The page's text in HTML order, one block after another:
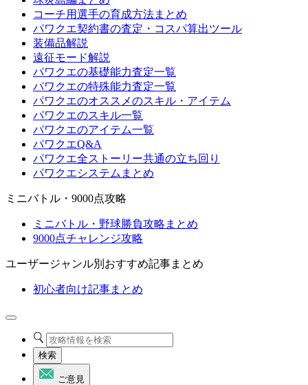
コーチ用選手の育成方法まとめ
パワクエ契約書の査定・コスパ算出ツール
装備品解説
遠征モード解説
パワクエの基礎能力査定一覧
パワクエの特殊能力査定一覧
パワクエのオススメのスキル・アイテム
パワクエのスキル一覧
パワクエのアイテム一覧
パワクエQ&A
パワクエ全ストーリー共通の立ち回り
パワクエシステムまとめ
ミニバトル・9000点攻略
ミニバトル・野球勝負攻略まとめ
9000点チャレンジ攻略
ユーザージャンル別おすすめ記事まとめ
初心者向け記事まとめ
検索
ご意見